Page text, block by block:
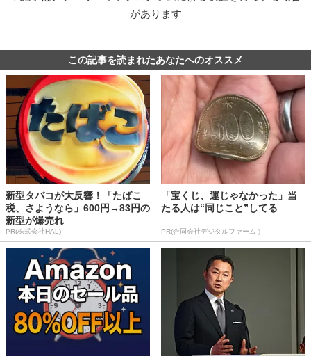
があります
この記事を読まれたあなたへのオススメ
新型タバコが大反響！「たばこ
税、さようなら」600円→83円の
新型が爆売れ
PR(株式会社HAL)
「宝くじ、運じゃなかった」当
たる人は“同じこと”してる
PR(合同会社デジタルファーム )